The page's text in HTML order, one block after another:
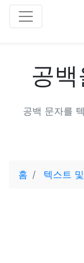
공
공백 문자를
홈 텍스트